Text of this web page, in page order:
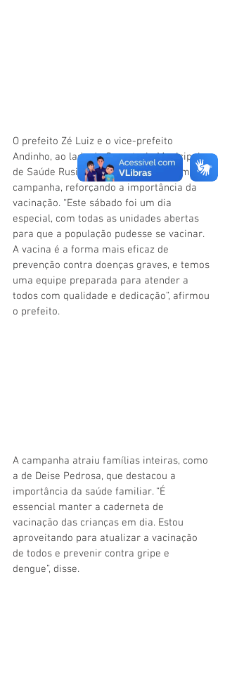
O prefeito Zé Luiz e o vice-prefeito
Andinho, ao lado da Secretaria Municipal
de Saúde Rusie Paula, acompanharam a
campanha, reforçando a importância da
vacinação. “Este sábado foi um dia
especial, com todas as unidades abertas
para que a população pudesse se vacinar.
A vacina é a forma mais eficaz de
prevenção contra doenças graves, e temos
uma equipe preparada para atender a
todos com qualidade e dedicação”, afirmou
o prefeito.
A campanha atraiu famílias inteiras, como
a de Deise Pedrosa, que destacou a
importância da saúde familiar. “É
essencial manter a caderneta de
vacinação das crianças em dia. Estou
aproveitando para atualizar a vacinação
de todos e prevenir contra gripe e
dengue”, disse.